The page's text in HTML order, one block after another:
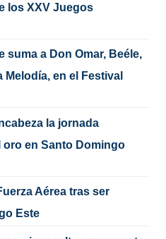
los XXV Juegos
suma a Don Omar, Beéle,
Melodía, en el Festival
la jornada
en Santo Domingo
Aérea tras ser
Este